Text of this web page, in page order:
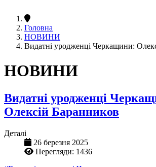
Головна
НОВИНИ
Видатні уродженці Черкащини:
НОВИНИ
Видатні уродженці
Олексій Баранников
Деталі
26 березня 2025
Перегляди: 1436